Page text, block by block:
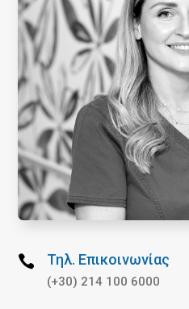
 Τηλ. Επικοινωνίας
(+30) 214 100 6000